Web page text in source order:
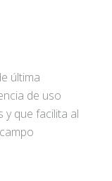
última
de uso
y que facilita al